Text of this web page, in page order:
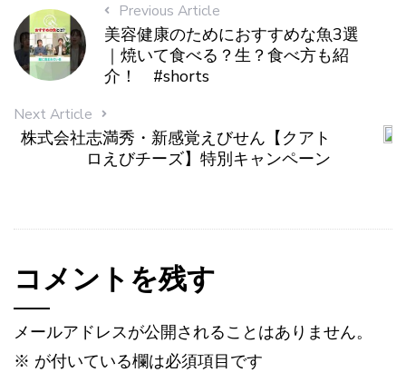
Previous Article
美容健康のためにおすすめな魚3選
｜焼いて食べる？生？食べ方も紹
介！ #shorts
Next Article
株式会社志満秀・新感覚えびせん【クアト
ロえびチーズ】特別キャンペーン
コメントを残す
メールアドレスが公開されることはありません。
※ が付いている欄は必須項目です